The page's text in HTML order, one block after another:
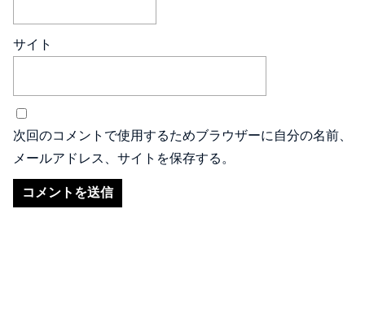
サイト
次回のコメントで使用するためブラウザーに自分の名前、
メールアドレス、サイトを保存する。